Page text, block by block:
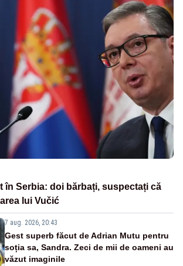
în Serbia: doi bărbați, suspectați că
lui Vučić
7 aug. 2026, 20:43
Gest superb făcut de Adrian Mutu pentru
soția sa, Sandra. Zeci de mii de oameni au
văzut imaginile